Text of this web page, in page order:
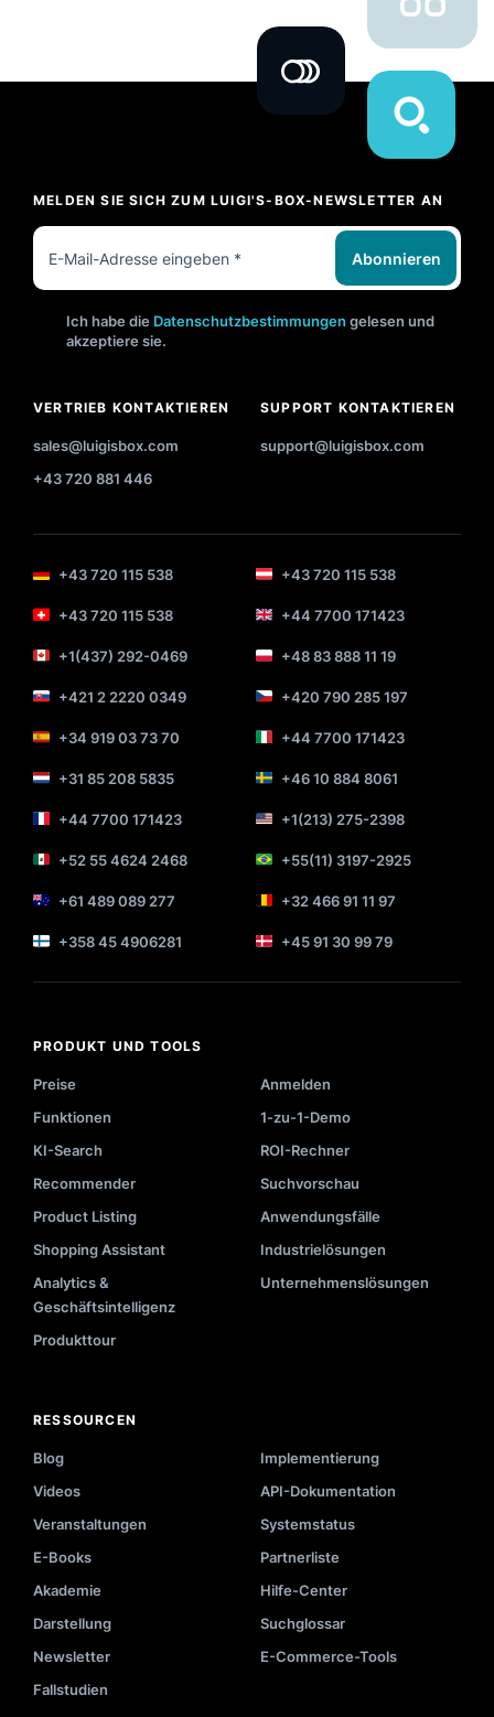
MELDEN SIE SICH ZUM LUIGI'S-BOX-NEWSLETTER AN
Abonnieren
Ich habe die Datenschutzbestimmungen gelesen und
akzeptiere sie.
VERTRIEB KONTAKTIEREN
sales@luigisbox.com
+43 720 881 446
SUPPORT KONTAKTIEREN
support@luigisbox.com
+43 720 115 538 +43 720 115 538
+43 720 115 538 +44 7700 171423
+1(437) 292-0469 +48 83 888 11 19
+421 2 2220 0349 +420 790 285 197
+34 919 03 73 70 +44 7700 171423
+31 85 208 5835 +46 10 884 8061
+44 7700 171423 +1(213) 275-2398
+52 55 4624 2468 +55(11) 3197-2925
+61 489 089 277 +32 466 91 11 97
+358 45 4906281 +45 91 30 99 79
PRODUKT UND TOOLS
Preise
Anmelden
Funktionen
1-zu-1-Demo
KI-Search
ROI-Rechner
Recommender
Suchvorschau
Product Listing
Anwendungsfälle
Shopping Assistant
Industrielösungen
Analytics &
Geschäftsintelligenz
Unternehmenslösungen
Produkttour
RESSOURCEN
Blog
Implementierung
Videos
API-Dokumentation
Veranstaltungen
Systemstatus
E-Books
Partnerliste
Akademie
Hilfe-Center
Darstellung
Suchglossar
Newsletter
E-Commerce-Tools
Fallstudien